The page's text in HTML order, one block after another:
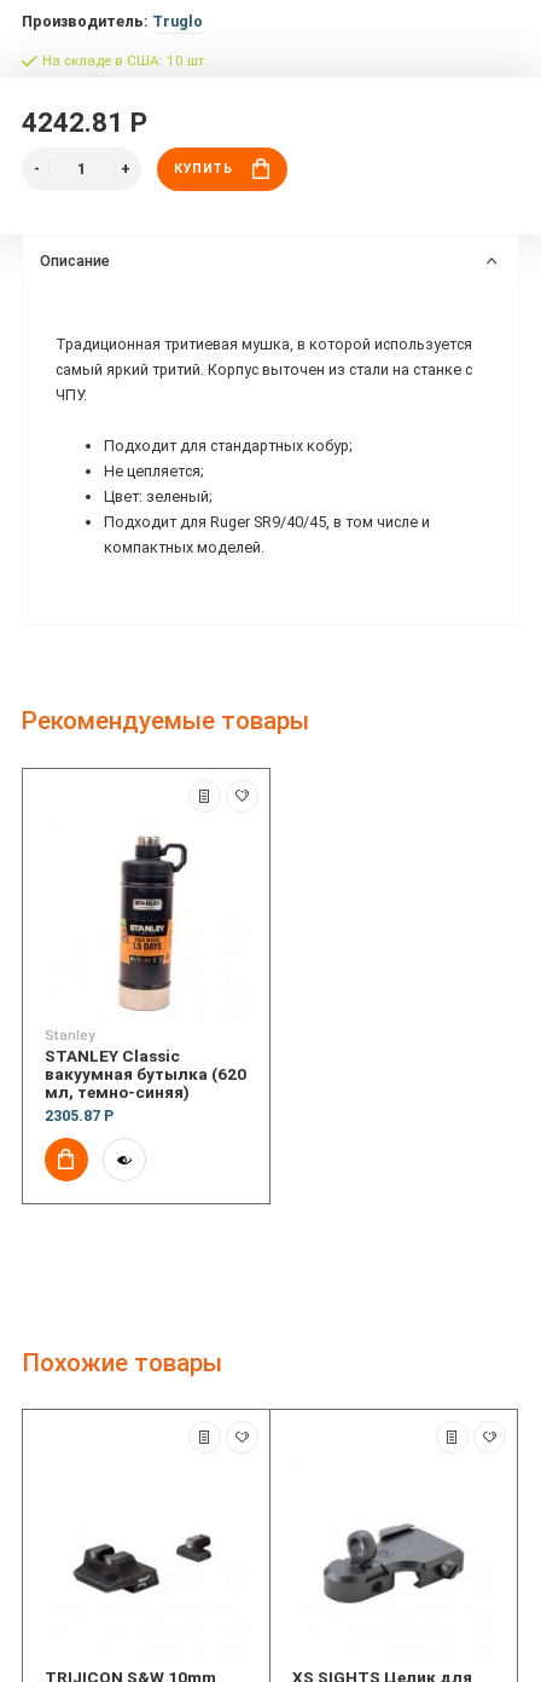
Производитель: Truglo
На складе в США: 10 шт.
4242.81 Р
КУПИТЬ
Описание
Традиционная тритиевая мушка, в которой используется
самый яркий тритий. Корпус выточен из стали на станке с
ЧПУ.
Подходит для стандартных кобур;
Не цепляется;
Цвет: зеленый;
Подходит для Ruger SR9/40/45, в том числе и
компактных моделей.
Рекомендуемые товары
Stanley
STANLEY Classic
вакуумная бутылка (620
мл, темно-синяя)
2305.87 Р
Похожие товары
TRIJICON S&W 10mm XS SIGHTS Целик для